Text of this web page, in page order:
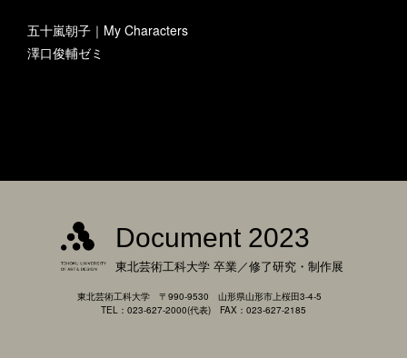
五十嵐朝子｜My Characters
澤口俊輔ゼミ
Document 2023
東北芸術工科大学 卒業／修了研究・制作展
東北芸術工科大学 〒990-9530 山形県山形市上桜田3-4-5
TEL：023-627-2000(代表) FAX：023-627-2185